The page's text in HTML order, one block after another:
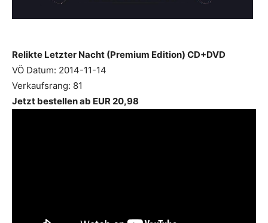
Relikte Letzter Nacht (Premium Edition) CD+DVD
VÖ Datum: 2014-11-14
Verkaufsrang: 81
Jetzt bestellen ab EUR 20,98